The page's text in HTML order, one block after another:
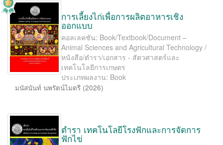
การเลี้ยงไก่เพื่อการผลิตอาหารเชิง
ออกแบบ
คอลเลคชัน: Book/Textbook/Document –
Animal Sciences and Agricultural Technology /
หนังสือ/ตำรา/เอกสาร - สัตวศาสตร์และ
เทคโนโลยีการเกษตร
ประเภทผลงาน: Book
มนัสนันท์ นพรัตน์ไมตรี (2026)
ตำรา เทคโนโลยีโรงฟักและการจัดการ
ฟักไข่